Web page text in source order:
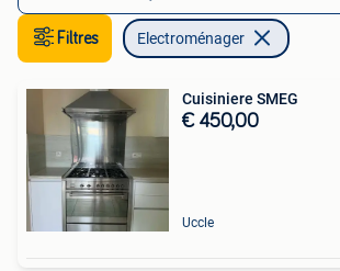
Filtres Electroménager
Cuisiniere SMEG
€ 450,00
Uccle